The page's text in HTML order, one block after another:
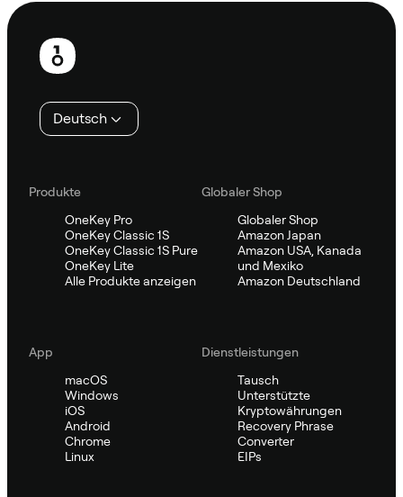
Fußzeile
Deutsch
Produkte
OneKey Pro
OneKey Classic 1S
OneKey Classic 1S Pure
OneKey Lite
Alle Produkte anzeigen
Globaler Shop
Globaler Shop
Amazon Japan
Amazon USA, Kanada
und Mexiko
Amazon Deutschland
App
macOS
Windows
iOS
Android
Chrome
Linux
Dienstleistungen
Tausch
Unterstützte
Kryptowährungen
Recovery Phrase
Converter
EIPs